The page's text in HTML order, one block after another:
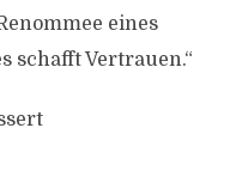
eines
schafft Vertrauen.“